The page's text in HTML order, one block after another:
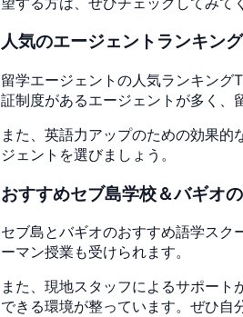
人気のエージェントランキン
留学エージェントの人気ランキング
証制度があるエージェントが多く、
また、英語力アップのための効果
ジェントを選びましょう。
おすすめセブ島学校＆バギオ
セブ島とバギオのおすすめ語学スク
ーマン授業も受けられます。
また、現地スタッフによるサポー
できる環境が整っています。ぜひ自